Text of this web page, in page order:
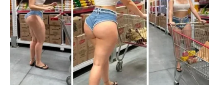
Najviše će to osjetitiBlizanci, Vage i Vodolije, kojima
stižu poruke koje mogu promijeniti tok narednih dana i
pomoći im da naprave važan korak naprijed.
Ponekad je dovoljna jedna rečenica da nestanu sve
sumnje. Upravo takve trenutke donose naredna 72 sata.